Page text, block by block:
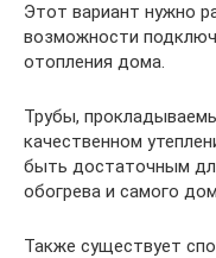
Этот вариант нужно
возможности
отопления дома.
Трубы,
качественном
быть достаточным
обогрева и самого
Также существует